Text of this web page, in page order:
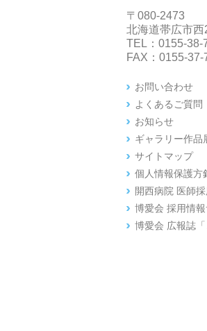
〒080-2473
北海道帯広市
TEL：0155-38-
FAX：0155-37-
お問い合わせ
よくあるご質問
お知らせ
ギャラリー作品
サイトマップ
個人情報保護方
開西病院 医師
博愛会 採用情報
博愛会 広報誌「